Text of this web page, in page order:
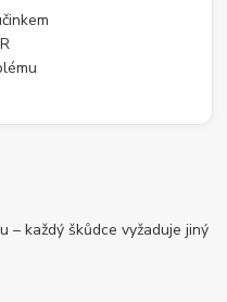
– každý škůdce vyžaduje jiný